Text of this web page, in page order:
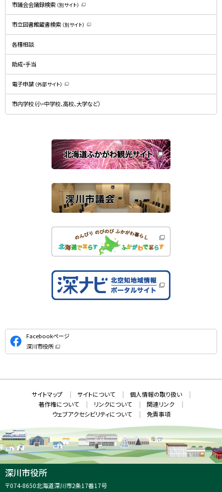
）
市議会会議録検索 （別サイト）
新
規
ウ
ン
で
す
市立図書館蔵書検索 （別サイト）
新
ン
で
す
）
各種相談
助成・手当
電子申請 （外部サイト）
新
規
ウ
ン
開
き
ま
す
）
市内学校（小・中学校、高校、大学など）
公
式
S
Facebookページ
深川市役所
（
ン
で
開
き
ま
す
メ
ニ
ュ
ー
報
サイトマップ サイトについて
個人情報の取り扱い
著作権について
リンクについて
関連リンク
ウェブアクセシビリティについて
免責事項
深川市役所
住
〒074-8650北海道深川市2条17番17号